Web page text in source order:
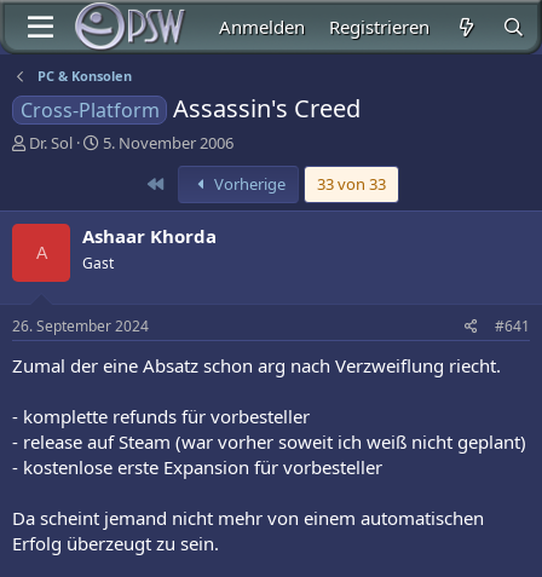
Anmelden Registrieren
PC & Konsolen
Cross-Platform Assassin's Creed
E
t
e
Dr. Sol
E
t
e
l
l
m
5. November 2006
Erste
Vorherige 33 von 33
A
Ashaar Khorda
Gast
26. September 2024 #641
Zumal der eine Absatz schon arg nach Verzweiflung riecht.
- komplette refunds für vorbesteller
- release auf Steam (war vorher soweit ich weiß nicht geplant)
- kostenlose erste Expansion für vorbesteller
Da scheint jemand nicht mehr von einem automatischen
Erfolg überzeugt zu sein.